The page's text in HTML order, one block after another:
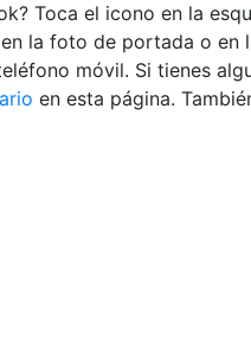
Toca el icono en la
la foto de portada o en
móvil. Si tienes
en esta página.